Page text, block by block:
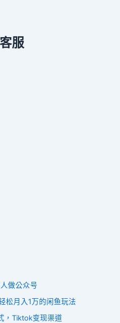
服
做公众号
松月入1万的闲鱼玩法
，Tiktok变现渠道